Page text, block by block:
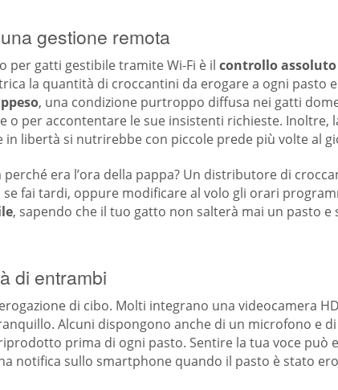
gestione remota
per gatti gestibile tramite Wi-Fi è il controllo
la quantità di croccantini da erogare a ogni pasto
, una condizione purtroppo diffusa nei gatti
per accontentare le sue insistenti richieste. Inoltre,
libertà si nutrirebbe con piccole prede più volte al
era l’ora della pappa? Un distributore di
fai tardi, oppure modificare al volo gli orari
, sapendo che il tuo gatto non salterà mai un pasto
di entrambi
di cibo. Molti integrano una videocamera
Alcuni dispongono anche di un microfono e
prima di ogni pasto. Sentire la tua voce può
notifica sullo smartphone quando il pasto è stato